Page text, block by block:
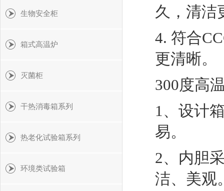
久，清洁
4. 符合
更清晰。
300度高
1、设计
易。
2、内胆
洁、美观
生物安全柜
箱式高温炉
灭菌柜
干热消毒箱系列
热老化试验箱系列
环境类试验箱